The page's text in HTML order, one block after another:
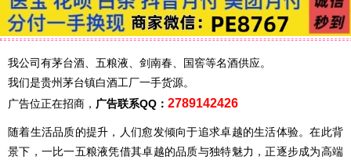
我公司有茅台酒、五粮液、剑南春、国窖等名酒供应。
我们是贵州茅台镇白酒工厂一手货源。
广告位正在招商， 广告联系QQ： 2789142426
随着生活品质的提升，人们愈发倾向于追求卓越的生活体验。在此背
景下，一比一五粮液凭借其卓越的品质与独特魅力，正逐步成为高端